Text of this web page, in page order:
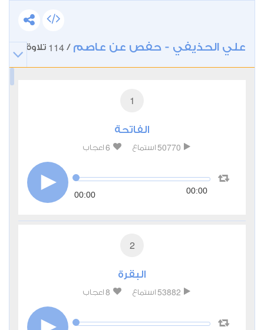
علي الحذيفي - حفص عن عاصم /
114 تلاوة
1
الفاتحة
50770 استماع 6 اعجاب
00:00 00:00
2
البقرة
53882 استماع 8 اعجاب